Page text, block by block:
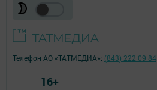
Телефон АО «ТАТМЕДИА»: (843) 222 09 84
16+